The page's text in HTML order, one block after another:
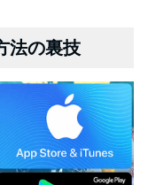
法の裏技